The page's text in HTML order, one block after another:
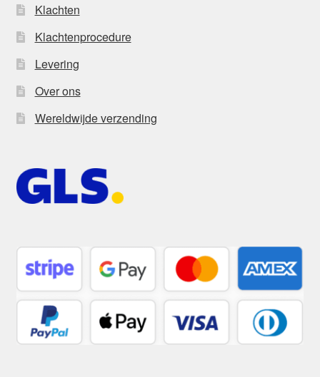
Klachten
Klachtenprocedure
Levering
Over ons
Wereldwijde verzending